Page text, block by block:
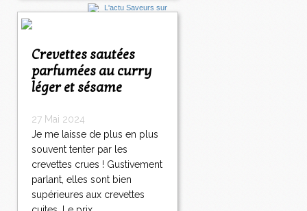
Crevettes sautées
parfumées au curry
léger et sésame
27 Mai 2024
Je me laisse de plus en plus
souvent tenter par les
crevettes crues ! Gustivement
parlant, elles sont bien
supérieures aux crevettes